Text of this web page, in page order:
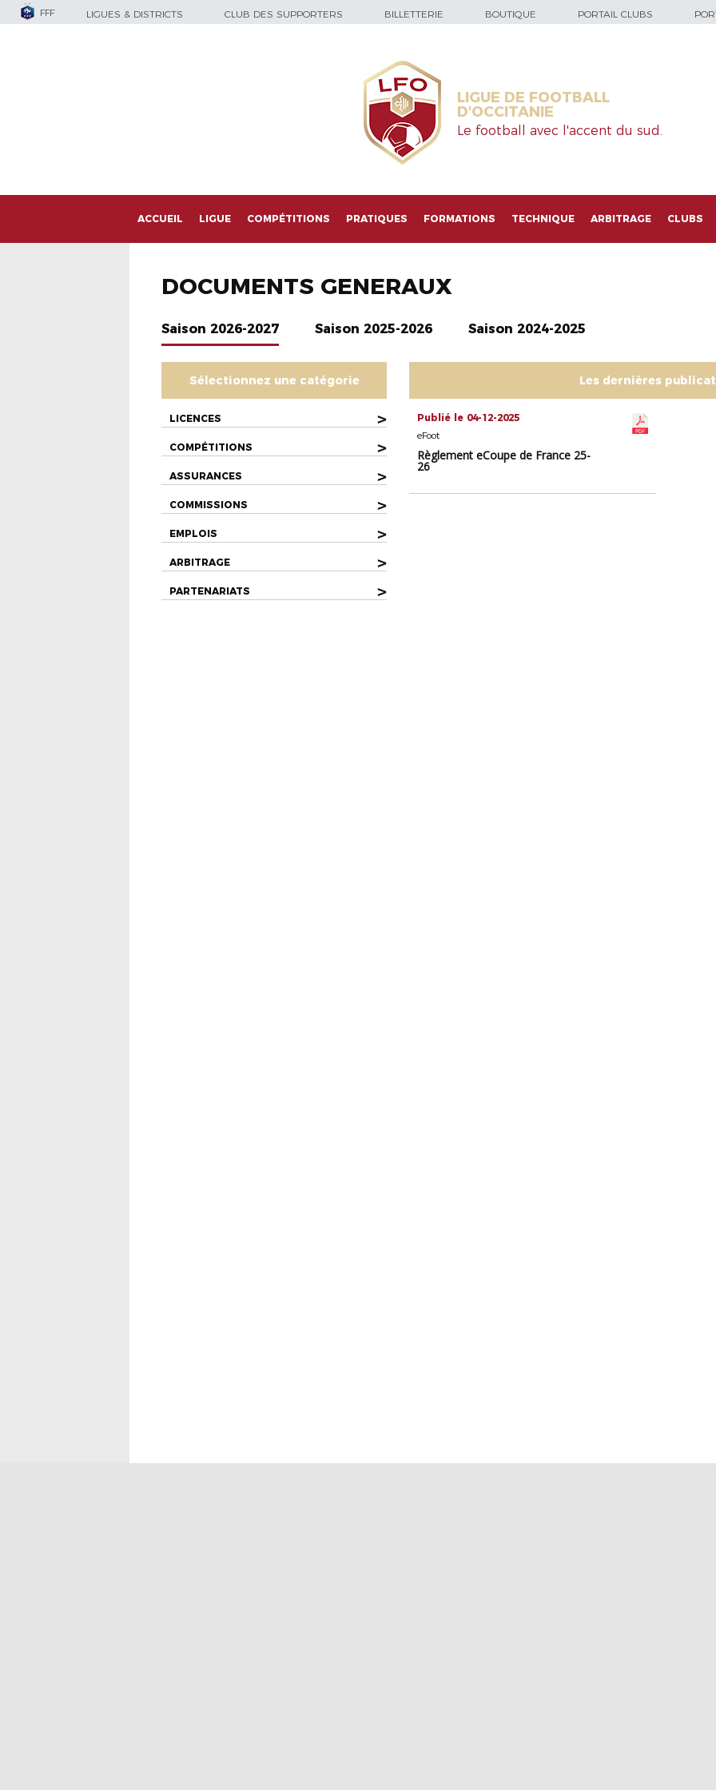
FFF LIGUES & DISTRICTS CLUB DES SUPPORTERS BILLETTERIE BOUTIQUE PORTAIL CLUBS
LIGUE DE FOOTBALL
D'OCCITANIE
Le football avec l'accent du sud.
ACCUEIL LIGUE COMPÉTITIONS PRATIQUES FORMATIONS TECHNIQUE ARBITRAGE CLUBS
DOCUMENTS GENERAUX
Saison 2026-2027 Saison 2025-2026 Saison 2024-2025
Sélectionnez une catégorie
LICENCES >
COMPÉTITIONS >
ASSURANCES >
COMMISSIONS >
EMPLOIS >
ARBITRAGE >
PARTENARIATS >
Les dernières
Publié le 04-12-2025
eFoot
Règlement eCoupe de France 25-
26